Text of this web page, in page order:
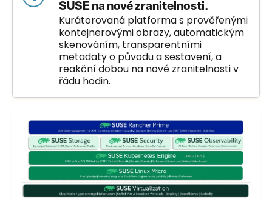
SUSE na nové zranitelnosti.
Kurátorovaná platforma s prověřenými
kontejnerovými obrazy, automatickým
skenováním, transparentními
metadaty o původu a sestavení, a
reakční dobou na nové zranitelnosti v
řádu hodin.